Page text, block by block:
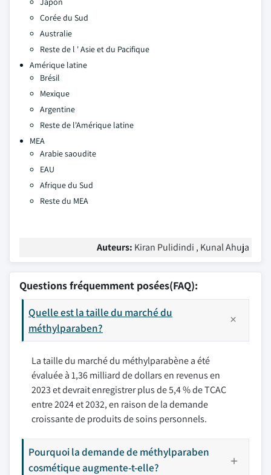
Corée du Sud
Australie
Reste de l ' Asie et du Pacifique
Amérique latine
Brésil
Mexique
Argentine
Reste de l'Amérique latine
MEA
Arabie saoudite
EAU
Afrique du Sud
Reste du MEA
Auteurs: Kiran Pulidindi , Kunal Ahuja
Questions fréquemment posées(FAQ):
Quelle est la taille du marché du
méthylparaben?
La taille du marché du méthylparabène a été
évaluée à 1,36 milliard de dollars en revenus en
2023 et devrait enregistrer plus de 5,4 % de TCAC
entre 2024 et 2032, en raison de la demande
croissante de produits de soins personnels.
Pourquoi la demande de méthylparaben
cosmétique augmente-t-elle?